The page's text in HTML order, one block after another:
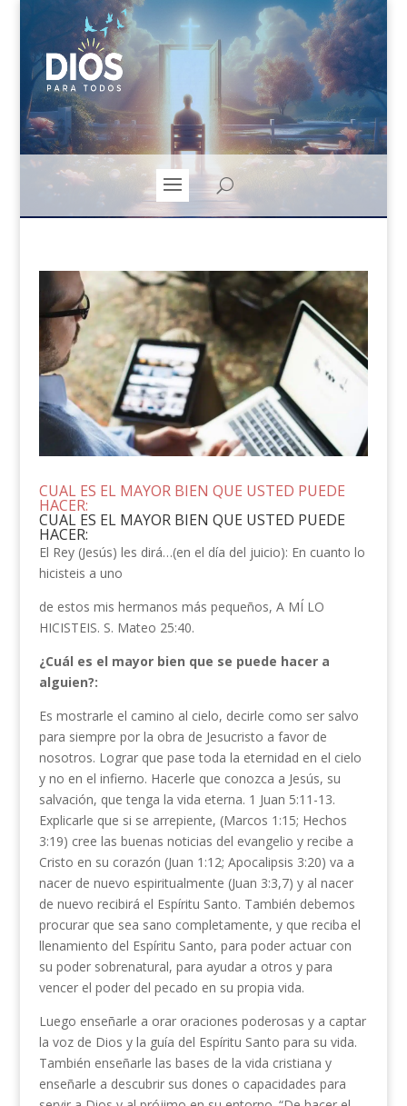
CUAL ES EL MAYOR BIEN QUE USTED PUEDE
HACER:
CUAL ES EL MAYOR BIEN QUE USTED PUEDE
HACER:
El Rey (Jesús) les dirá…(en el día del juicio): En cuanto lo
hicisteis a uno
de estos mis hermanos más pequeños, A MÍ LO
HICISTEIS. S. Mateo 25:40.
¿Cuál es el mayor bien que se puede hacer a
alguien?:
Es mostrarle el camino al cielo, decirle como ser salvo
para siempre por la obra de Jesucristo a favor de
nosotros. Lograr que pase toda la eternidad en el cielo
y no en el infierno. Hacerle que conozca a Jesús, su
salvación, que tenga la vida eterna. 1 Juan 5:11-13.
Explicarle que si se arrepiente, (Marcos 1:15; Hechos
3:19) cree las buenas noticias del evangelio y recibe a
Cristo en su corazón (Juan 1:12; Apocalipsis 3:20) va a
nacer de nuevo espiritualmente (Juan 3:3,7) y al nacer
de nuevo recibirá el Espíritu Santo. También debemos
procurar que sea sano completamente, y que reciba el
llenamiento del Espíritu Santo, para poder actuar con
su poder sobrenatural, para ayudar a otros y para
vencer el poder del pecado en su propia vida.
Luego enseñarle a orar oraciones poderosas y a captar
la voz de Dios y la guía del Espíritu Santo para su vida.
También enseñarle las bases de la vida cristiana y
enseñarle a descubrir sus dones o capacidades para